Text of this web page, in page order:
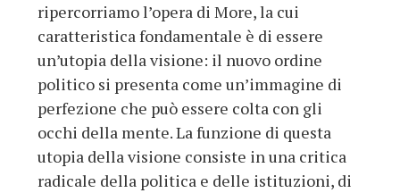
ripercorriamo l’opera di More, la cui
caratteristica fondamentale è di essere
un’utopia della visione: il nuovo ordine
politico si presenta come un’immagine di
perfezione che può essere colta con gli
occhi della mente. La funzione di questa
utopia della visione consiste in una critica
radicale della politica e delle istituzioni, di